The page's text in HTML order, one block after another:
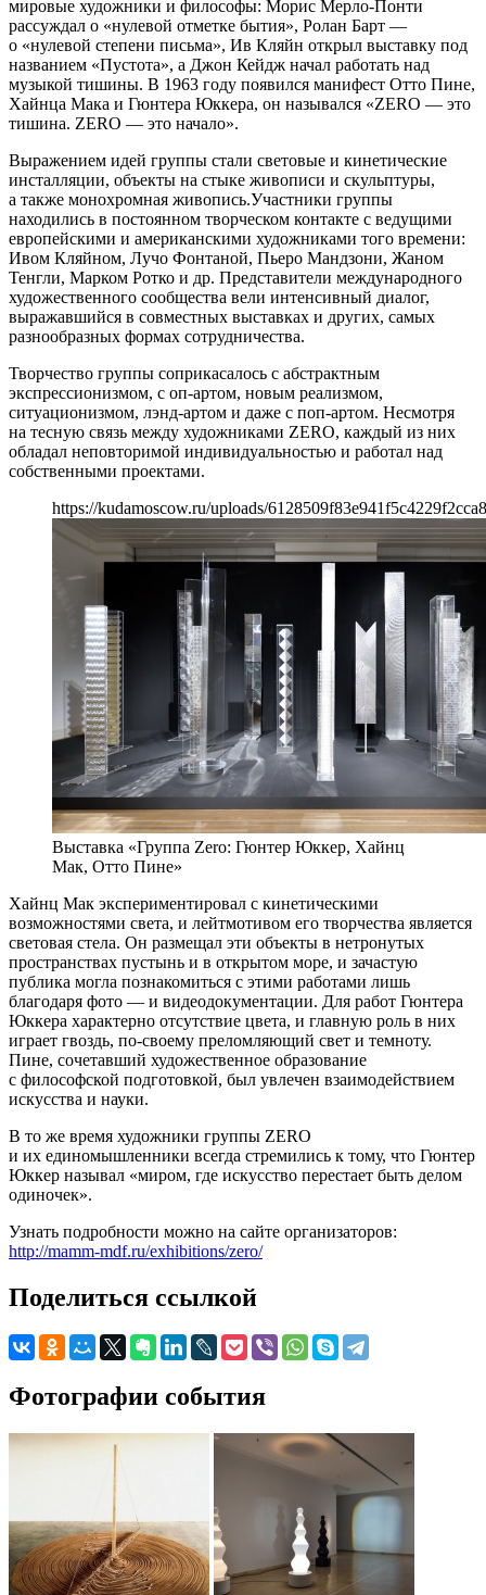
мировые художники и философы: Морис Мерло-Понти
рассуждал о «нулевой отметке бытия», Ролан Барт —
о «нулевой степени письма», Ив Кляйн открыл выставку под
названием «Пустота», а Джон Кейдж начал работать над
музыкой тишины. В 1963 году появился манифест Отто Пине,
Хайнца Мака и Гюнтера Юккера, он назывался «ZERO — это
тишина. ZERO — это начало».
Выражением идей группы стали световые и кинетические
инсталляции, объекты на стыке живописи и скульптуры,
а также монохромная живопись.Участники группы
находились в постоянном творческом контакте с ведущими
европейскими и американскими художниками того времени:
Ивом Кляйном, Лучо Фонтаной, Пьеро Мандзони, Жаном
Тенгли, Марком Ротко и др. Представители международного
художественного сообщества вели интенсивный диалог,
выражавшийся в совместных выставках и других, самых
разнообразных формах сотрудничества.
Творчество группы соприкасалось с абстрактным
экспрессионизмом, с оп-артом, новым реализмом,
ситуационизмом, лэнд-артом и даже с поп-артом. Несмотря
на тесную связь между художниками ZERO, каждый из них
обладал неповторимой индивидуальностью и работал над
собственными проектами.
https://kudamoscow.ru/uploads/
Выставка «Группа Zero: Гюнтер Юккер, Хайнц
Мак, Отто Пине»
Хайнц Мак экспериментировал с кинетическими
возможностями света, и лейтмотивом его творчества является
световая стела. Он размещал эти объекты в нетронутых
пространствах пустынь и в открытом море, и зачастую
публика могла познакомиться с этими работами лишь
благодаря фото — и видеодокументации. Для работ Гюнтера
Юккера характерно отсутствие цвета, и главную роль в них
играет гвоздь, по-своему преломляющий свет и темноту.
Пине, сочетавший художественное образование
с философской подготовкой, был увлечен взаимодействием
искусства и науки.
В то же время художники группы ZERO
и их единомышленники всегда стремились к тому, что Гюнтер
Юккер называл «миром, где искусство перестает быть делом
одиночек».
Узнать подробности можно на сайте организаторов:
http://mamm-mdf.ru/exhibitions/zero/
Поделиться ссылкой
Фотографии события